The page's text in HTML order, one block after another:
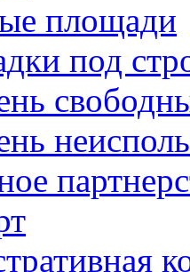
площади
под